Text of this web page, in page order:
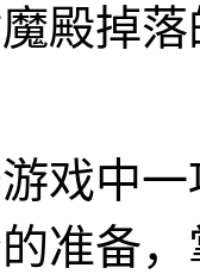
殿掉
戏中
准备